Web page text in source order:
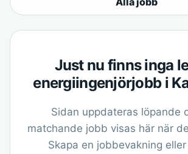
Just nu finns inga
energiingenjörjobb i
Sidan uppdateras löpande
matchande jobb visas här när
Skapa en jobbevakning